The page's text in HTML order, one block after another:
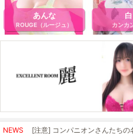
あんな
ROUGE（ルージュ） カンカ
NEWS
意] コンパニオンさんたちの名誉感情